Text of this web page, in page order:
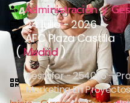
Administración y
24 julio - 2026
AFC Plaza Castilla
(Madrid)
Aesrafor - 254096 -
Marketing En